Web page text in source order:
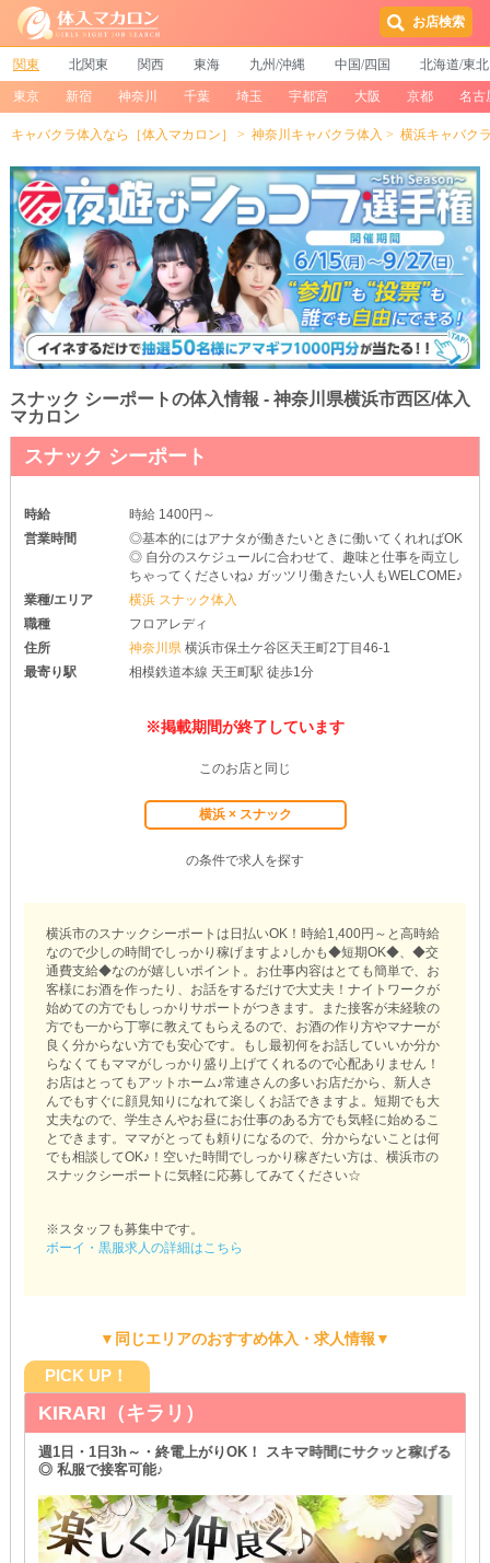
お店検索
関東 北関東 関西 東海 九州/沖縄 中国/四国 北海道/東北
東京 新宿 神奈川 千葉 埼玉 宇都宮 大阪 京都 名古
キャバクラ体入なら［体入マカロン］ 神奈川キャバクラ体入 横浜キャバク
スナック シーポートの体入情報 - 神奈川県横浜市西区/体入
マカロン
スナック シーポート
時給
時給 1400円～
営業時間
◎基本的にはアナタが働きたいときに働いてくれればOK
◎ 自分のスケジュールに合わせて、趣味と仕事を両立し
ちゃってくださいね♪ ガッツリ働きたい人もWELCOME♪
業種/エリア
横浜 スナック体入
職種
フロアレディ
住所
神奈川県横浜市保土ケ谷区天王町2丁目46-1
最寄り駅
相模鉄道本線 天王町駅 徒歩1分
※掲載期間が終了しています
このお店と同じ
横浜 × スナック
の条件で求人を探す
横浜市のスナックシーポートは日払いOK！時給1,400円～と高時給
なので少しの時間でしっかり稼げますよ♪しかも◆短期OK◆、◆交
通費支給◆なのが嬉しいポイント。お仕事内容はとても簡単で、お
客様にお酒を作ったり、お話をするだけで大丈夫！ナイトワークが
始めての方でもしっかりサポートがつきます。また接客が未経験の
方でも一から丁寧に教えてもらえるので、お酒の作り方やマナーが
良く分からない方でも安心です。もし最初何をお話していいか分か
らなくてもママがしっかり盛り上げてくれるので心配ありません！
お店はとってもアットホーム♪常連さんの多いお店だから、新人さ
んでもすぐに顔見知りになれて楽しくお話できますよ。短期でも大
丈夫なので、学生さんやお昼にお仕事のある方でも気軽に始めるこ
とできます。ママがとっても頼りになるので、分からないことは何
でも相談してOK♪！空いた時間でしっかり稼ぎたい方は、横浜市の
スナックシーポートに気軽に応募してみてください☆
※スタッフも募集中です。
ボーイ・黒服求人の詳細はこちら
▼同じエリアのおすすめ体入・求人情報▼
PICK UP！
KIRARI（キラリ）
週1日・1日3h～・終電上がりOK！ スキマ時間にサクッと稼げる
◎ 私服で接客可能♪